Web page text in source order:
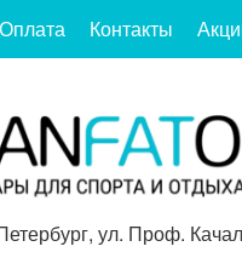
Оплата Контакты
, ул. Проф.